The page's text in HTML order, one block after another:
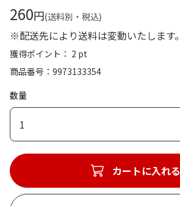
260円(送料別・税込)
※配送先により送料は変動いたします。
獲得ポイント： 2 pt
商品番号
9973133354
数量
1
カートに入れる